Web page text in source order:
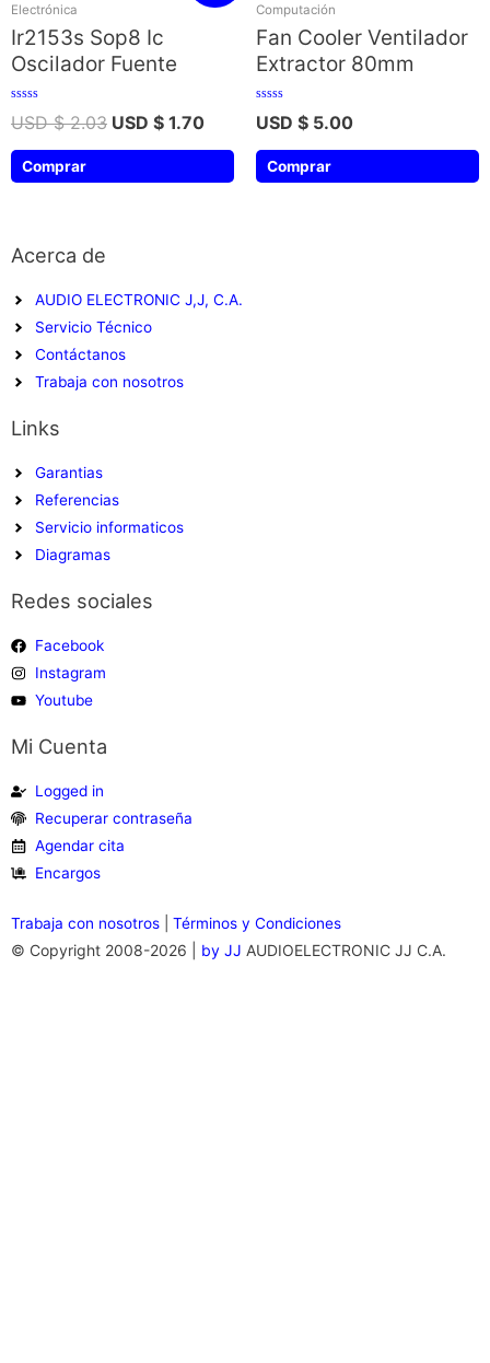
Electrónica
Ir2153s Sop8 Ic
Oscilador Fuente
Valorado
con
de
USD $2.03 USD $ 1.70
Comprar
Computación
Fan Cooler Ventilador
Extractor 80mm
Valorado
con
de
USD $ 5.00
Comprar
Acerca de
AUDIO ELECTRONIC J,J, C.A.
Servicio Técnico
Contáctanos
Trabaja con nosotros
Links
Garantias
Referencias
Servicio informaticos
Diagramas
Redes sociales
Facebook
Instagram
Youtube
Mi Cuenta
Logged in
Recuperar contraseña
Agendar cita
Encargos
Trabaja con nosotros Términos y Condiciones
© Copyright 2008-2026 | by JJ AUDIOELECTRONIC JJ C.A.